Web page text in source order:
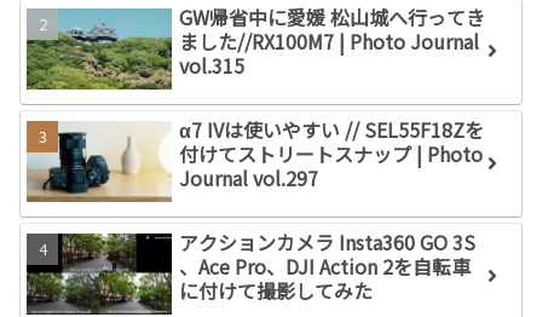
GW帰省中に愛媛 松山城へ行ってき
ました//RX100M7 | Photo Journal
vol.315
α7 IVは使いやすい // SEL55F18Zを
付けてストリートスナップ | Photo
Journal vol.297
アクションカメラ Insta360 GO 3S
、Ace Pro、DJI Action 2を自転車
に付けて撮影してみた